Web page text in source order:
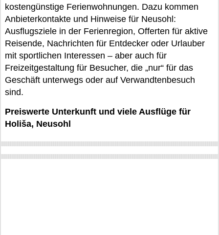
kostengünstige Ferienwohnungen. Dazu kommen
Anbieterkontakte und Hinweise für Neusohl:
Ausflugsziele in der Ferienregion, Offerten für aktive
Reisende, Nachrichten für Entdecker oder Urlauber
mit sportlichen Interessen – aber auch für
Freizeitgestaltung für Besucher, die „nur“ für das
Geschäft unterwegs oder auf Verwandtenbesuch
sind.
Preiswerte Unterkunft und viele Ausflüge für
Holiša, Neusohl